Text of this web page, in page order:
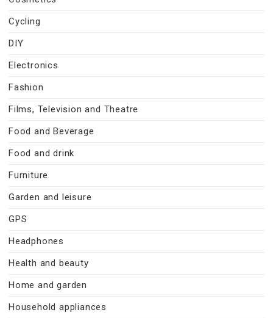
Cycling
DIY
Electronics
Fashion
Films, Television and Theatre
Food and Beverage
Food and drink
Furniture
Garden and leisure
GPS
Headphones
Health and beauty
Home and garden
Household appliances